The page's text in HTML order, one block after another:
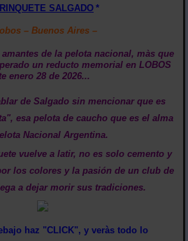
SALGADO *
– Buenos Aires –
de la pelota nacional, màs que
un reducto memorial en LOBOS
enero 28 de 2026...
de Salgado sin mencionar que es
esa pelota de caucho que es el alma
Nacional Argentina.
vuelve a latir, no es solo cemento y
los colores y la pasión de un club de
a dejar morir sus tradiciones.
haz "CLICK", y veràs todo lo